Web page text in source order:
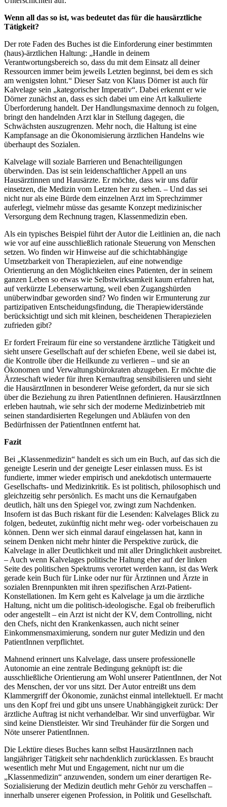
Wenn all das so ist, was bedeutet das für die hausärztliche
Tätigkeit?
Der rote Faden des Buches ist die Einforderung einer bestimmten
(haus)-ärztlichen Haltung: „Handle in deinem
Verantwortungsbereich so, dass du mit dem Einsatz all deiner
Ressourcen immer beim jeweils Letzten beginnst, bei dem es sich
am wenigsten lohnt.“ Dieser Satz von Klaus Dörner ist auch für
Kalvelage sein „kategorischer Imperativ“. Dabei erkennt er wie
Dörner zunächst an, dass es sich dabei um eine Art kalkulierte
Überforderung handelt. Der Handlungsmaxime dennoch zu folgen,
bringt den handelnden Arzt klar in Stellung dagegen, die
Schwächsten auszugrenzen. Mehr noch, die Haltung ist eine
Kampfansage an die Ökonomisierung ärztlichen Handelns wie
überhaupt des Sozialen.
Kalvelage will soziale Barrieren und Benachteiligungen
überwinden. Das ist sein leidenschaftlicher Appell an uns
Hausärztinnen und Hausärzte. Er möchte, dass wir uns dafür
einsetzen, die Medizin vom Letzten her zu sehen. – Und das sei
nicht nur als eine Bürde dem einzelnen Arzt im Sprechzimmer
auferlegt, vielmehr müsse das gesamte Konzept medizinischer
Versorgung dem Rechnung tragen, Klassenmedizin eben.
Als ein typisches Beispiel führt der Autor die Leitlinien an, die nach
wie vor auf eine ausschließlich rationale Steuerung von Menschen
setzen. Wo finden wir Hinweise auf die schichtabhängige
Umsetzbarkeit von Therapiezielen, auf eine notwendige
Orientierung an den Möglichkeiten eines Patienten, der in seinem
ganzen Leben so etwas wie Selbstwirksamkeit kaum erfahren hat,
auf verkürzte Lebenserwartung, weil eben Zugangshürden
unüberwindbar geworden sind? Wo finden wir Ermunterung zur
partizipativen Entscheidungsfindung, die Therapiewiderstände
berücksichtigt und sich mit kleinen, bescheidenen Therapiezielen
zufrieden gibt?
Er fordert Freiraum für eine so verstandene ärztliche Tätigkeit und
sieht unsere Gesellschaft auf der schiefen Ebene, weil sie dabei ist,
die Kontrolle über die Heilkunde zu verlieren – und sie an
Ökonomen und Verwaltungsbürokraten abzugeben. Er möchte die
Ärzteschaft wieder für ihren Kernauftrag sensibilisieren und sieht
die HausärztInnen in besonderer Weise gefordert, da nur sie sich
über die Beziehung zu ihren PatientInnen definieren. HausärztInnen
erleben hautnah, wie sehr sich der moderne Medizinbetrieb mit
seinen standardisierten Regelungen und Abläufen von den
Bedürfnissen der PatientInnen entfernt hat.
Fazit
Bei „Klassenmedizin“ handelt es sich um ein Buch, auf das sich die
geneigte Leserin und der geneigte Leser einlassen muss. Es ist
fundierte, immer wieder empirisch und anekdotisch untermauerte
Gesellschafts- und Medizinkritik. Es ist politisch, philosophisch und
gleichzeitig sehr persönlich. Es macht uns die Kernaufgaben
deutlich, hält uns den Spiegel vor, zwingt zum Nachdenken.
Insofern ist das Buch riskant für die Lesenden: Kalvelages Blick zu
folgen, bedeutet, zukünftig nicht mehr weg- oder vorbeischauen zu
können. Denn wer sich einmal darauf eingelassen hat, kann in
seinem Denken nicht mehr hinter die Perspektive zurück, die
Kalvelage in aller Deutlichkeit und mit aller Dringlichkeit ausbreitet.
– Auch wenn Kalvelages politische Haltung eher auf der linken
Seite des politischen Spektrums verortet werden kann, ist das Werk
gerade kein Buch für Linke oder nur für Ärztinnen und Ärzte in
sozialen Brennpunkten mit ihren spezifischen Arzt-Patient-
Konstellationen. Im Kern geht es Kalvelage ja um die ärztliche
Haltung, nicht um die politisch-ideologische. Egal ob freiberuflich
oder angestellt – ein Arzt ist nicht der KV, dem Controlling, nicht
den Chefs, nicht den Krankenkassen, auch nicht seiner
Einkommensmaximierung, sondern nur guter Medizin und den
PatientInnen verpflichtet.
Mahnend erinnert uns Kalvelage, dass unsere professionelle
Autonomie an eine zentrale Bedingung geknüpft ist: die
ausschließliche Orientierung am Wohl unserer PatientInnen, der Not
des Menschen, der vor uns sitzt. Der Autor entreißt uns dem
Klammergriff der Ökonomie, zunächst einmal intellektuell. Er macht
uns den Kopf frei und gibt uns unsere Unabhängigkeit zurück: Der
ärztliche Auftrag ist nicht verhandelbar. Wir sind unverfügbar. Wir
sind keine Dienstleister. Wir sind Treuhänder für die Sorgen und
Nöte unserer PatientInnen.
Die Lektüre dieses Buches kann selbst HausärztInnen nach
langjähriger Tätigkeit sehr nachdenklich zurücklassen. Es braucht
wesentlich mehr Mut und Engagement, nicht nur um die
„Klassenmedizin“ anzuwenden, sondern um einer derartigen Re-
Sozialisierung der Medizin deutlich mehr Gehör zu verschaffen –
innerhalb unserer eigenen Profession, in Politik und Gesellschaft.